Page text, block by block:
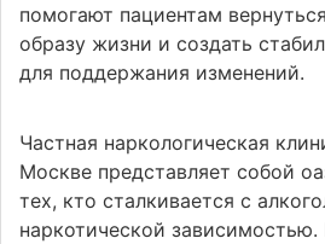
помогают пациентам
образу жизни и создать
для поддержания изменений.
Частная наркологическая
Москве представляет собой
тех, кто сталкивается с
наркотической